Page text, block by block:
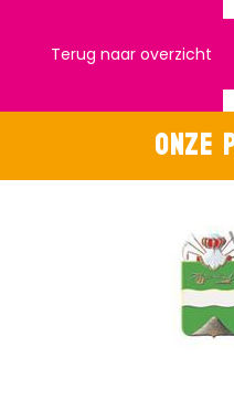
Terug naar overzicht